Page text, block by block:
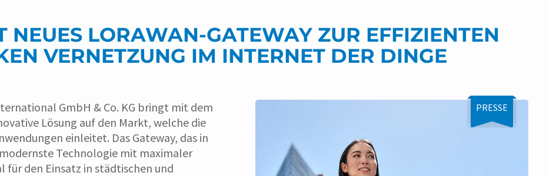
NEUES LORAWAN-GATEWAY ZUR EFFIZIENTEN
VERNETZUNG IM INTERNET DER DINGE
PRESSE
GmbH & Co. KG bringt mit dem
Lösung auf den Markt, welche die
einleitet. Das Gateway, das in
Technologie mit maximaler
für den Einsatz in städtischen und